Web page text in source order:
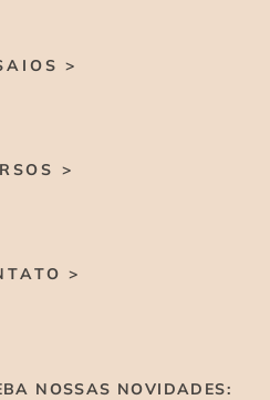
>
>
>
NOSSAS NOVIDADES: